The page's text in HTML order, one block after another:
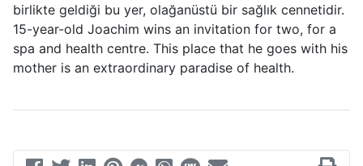
birlikte geldiği bu yer, olağanüstü bir sağlık cennetidir.
15-year-old Joachim wins an invitation for two, for a
spa and health centre. This place that he goes with his
mother is an extraordinary paradise of health.